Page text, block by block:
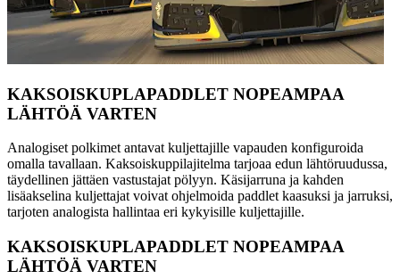
KAKSOISKUPLAPADDLET NOPEAMPAA
LÄHTÖÄ VARTEN
Analogiset polkimet antavat kuljettajille vapauden konfiguroida
omalla tavallaan. Kaksoiskuppilajitelma tarjoaa edun lähtöruudussa,
täydellinen jättäen vastustajat pölyyn. Käsijarruna ja kahden
lisäakselina kuljettajat voivat ohjelmoida paddlet kaasuksi ja jarruksi,
tarjoten analogista hallintaa eri kykyisille kuljettajille.
KAKSOISKUPLAPADDLET NOPEAMPAA
LÄHTÖÄ VARTEN